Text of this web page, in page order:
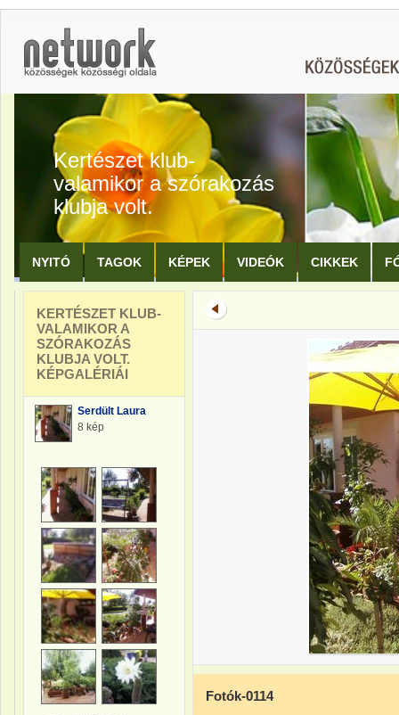
Kertészet klub-
valamikor a szórakozás
klubja volt.
NYITÓ TAGOK KÉPEK VIDEÓK CIKKEK
KERTÉSZET KLUB-
VALAMIKOR A
SZÓRAKOZÁS
KLUBJA VOLT.
KÉPGALÉRIÁI
Serdült Laura
8 kép
Fotók-0114